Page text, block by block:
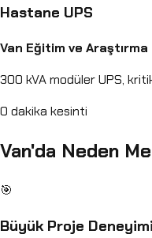
Hastane UPS
Van Eğitim ve
300 kVA modüler UPS,
0 dakika kesinti
Van'da Neden
🎯
Büyük Proje Deneyimi